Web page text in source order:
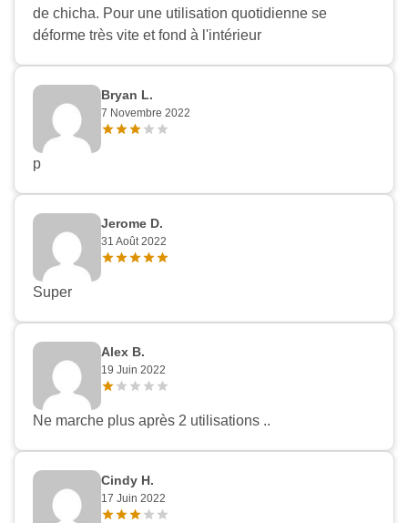
de chicha. Pour une utilisation quotidienne se
déforme très vite et fond à l'intérieur
Bryan L.
7 Novembre 2022
p
Jerome D.
31 Août 2022
Super
Alex B.
19 Juin 2022
Ne marche plus après 2 utilisations ..
Cindy H.
17 Juin 2022
Appliquer les filtres